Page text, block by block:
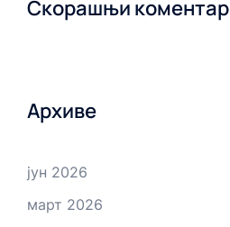
Скорашњи
Архиве
јун 2026
март 2026